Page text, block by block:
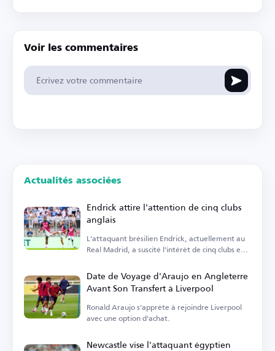
Voir les commentaires
Actualités associées
Endrick attire l'attention de cinq clubs
anglais
L'attaquant brésilien Endrick, actuellement au
Real Madrid, a suscité l'intérêt de cinq clubs en
Date de Voyage d'Araujo en Angleterre
Avant Son Transfert à Liverpool
Ronald Araujo s'apprête à rejoindre Liverpool
avec une option d'achat.
Newcastle vise l'attaquant égyptien